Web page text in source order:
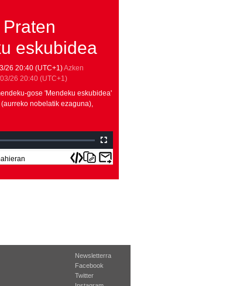
eskubidea
26 20:40 (UTC+1)Azken
26 20:40 (UTC+1)
gose 'Mendeku eskubidea'
nobelatik ezaguna),
Newsletterra
Facebook
Twitter